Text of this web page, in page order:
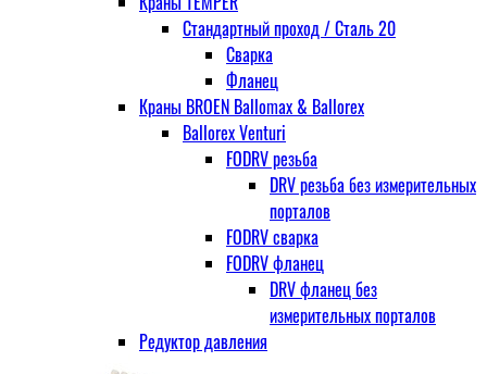
Стандартный проход / Cталь 20
Сварка
Фланец
Краны BROEN Ballomax & Ballorex
Ballorex Venturi
FODRV резьба
DRV резьба без измерительных
порталов
FODRV сварка
FODRV фланец
DRV фланец без
измерительных порталов
Редуктор давления